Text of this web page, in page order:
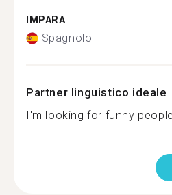
IMPARA
Spagnolo
Partner linguistico ideale
I'm looking for funny